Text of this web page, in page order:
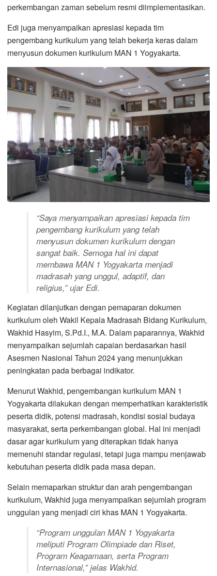
perkembangan zaman sebelum resmi diimplementasikan.
Edi juga menyampaikan apresiasi kepada tim
pengembang kurikulum yang telah bekerja keras dalam
menyusun dokumen kurikulum MAN 1 Yogyakarta.
“Saya menyampaikan apresiasi kepada tim
pengembang kurikulum yang telah
menyusun dokumen kurikulum dengan
sangat baik. Semoga hal ini dapat
membawa MAN 1 Yogyakarta menjadi
madrasah yang unggul, adaptif, dan
religius,” ujar Edi.
Kegiatan dilanjutkan dengan pemaparan dokumen
kurikulum oleh Wakil Kepala Madrasah Bidang Kurikulum,
Wakhid Hasyim, S.Pd.I., M.A. Dalam paparannya, Wakhid
menyampaikan sejumlah capaian berdasarkan hasil
Asesmen Nasional Tahun 2024 yang menunjukkan
peningkatan pada berbagai indikator.
Menurut Wakhid, pengembangan kurikulum MAN 1
Yogyakarta dilakukan dengan memperhatikan karakteristik
peserta didik, potensi madrasah, kondisi sosial budaya
masyarakat, serta perkembangan global. Hal ini menjadi
dasar agar kurikulum yang diterapkan tidak hanya
memenuhi standar regulasi, tetapi juga mampu menjawab
kebutuhan peserta didik pada masa depan.
Selain memaparkan struktur dan arah pengembangan
kurikulum, Wakhid juga menyampaikan sejumlah program
unggulan yang menjadi ciri khas MAN 1 Yogyakarta.
“Program unggulan MAN 1 Yogyakarta
meliputi Program Olimpiade dan Riset,
Program Keagamaan, serta Program
Internasional,” jelas Wakhid.